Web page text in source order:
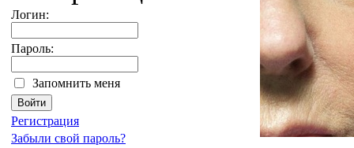
Логин:
Пароль:
Запомнить меня
Регистрация
Забыли свой пароль?